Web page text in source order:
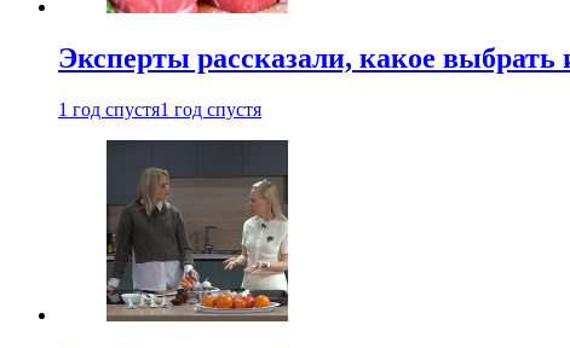
Эксперты рассказали, какое выбрать
1 год спустя1 год спустя